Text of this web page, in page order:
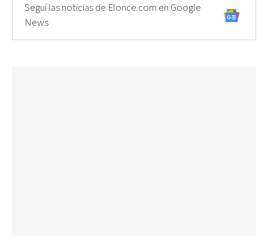
Seguí las noticias de Elonce.com en Google
News